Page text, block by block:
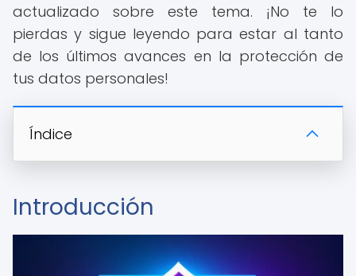
actualizado sobre este tema. ¡No te lo
pierdas y sigue leyendo para estar al tanto
de los últimos avances en la protección de
tus datos personales!
Índice
Introducción